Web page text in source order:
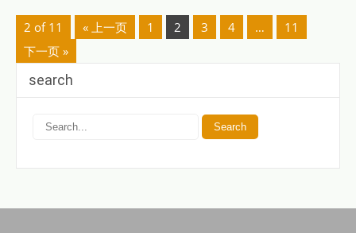
2 of 11 « 上一页 1 2 3 4 …
11
下一页 »
search